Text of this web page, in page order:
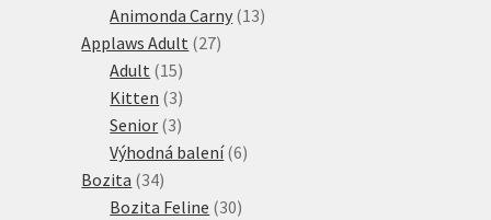
produktů
Animonda Carny 1313
Applaws Adult 2727
Adult 1515
produktů
Kitten 33
produkty
Senior 33
produkty
Výhodná balení 66
Bozita 3434
produktů
Bozita Feline 3030